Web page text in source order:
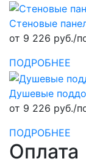
Стеновые
от 9 226 руб./
ПОДРОБНЕЕ
Душевые
от 9 226 руб./
ПОДРОБНЕЕ
Оплата